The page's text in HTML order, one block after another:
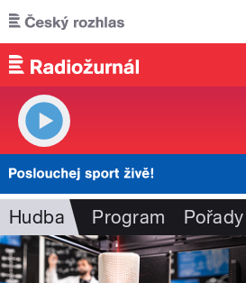
Přejít k hlavnímu obsahu
Hudba Program Pořady